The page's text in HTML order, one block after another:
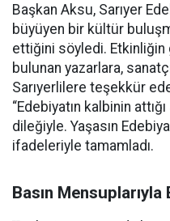
Başkan Aksu, Sarıyer
büyüyen bir kültür
ettiğini söyledi.
bulunan yazarlara,
Sarıyerlilere teşekkür
“Edebiyatın kalbinin
dileğiyle. Yaşasın
ifadeleriyle tamamladı.
Basın Mensuplarıyla